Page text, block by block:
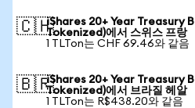
🇨🇭iShares 20+ Year Treasury
Tokenized)에서 스위스 프랑
1 TLTon는 CHF 69.46와 같음
🇧🇷iShares 20+ Year Treasury
Tokenized)에서 브라질 헤알
1 TLTon는 R$438.20와 같음